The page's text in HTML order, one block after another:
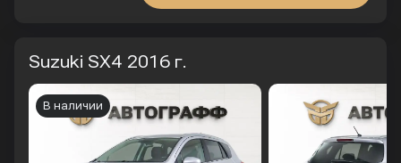
Suzuki SX4 2016 г.
В наличии